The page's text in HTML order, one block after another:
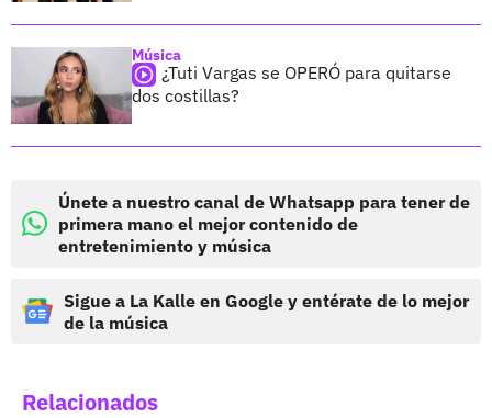
Música
¿Tuti Vargas se OPERÓ para quitarse
dos costillas?
Únete a nuestro canal de Whatsapp para tener de
primera mano el mejor contenido de
entretenimiento y música
Sigue a La Kalle en Google y entérate de lo mejor
de la música
Relacionados